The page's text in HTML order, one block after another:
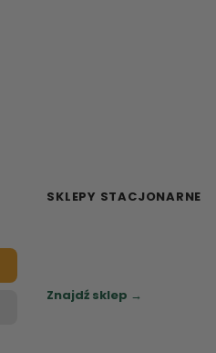
SKLEPY STACJONARNE
Znajdź sklep →